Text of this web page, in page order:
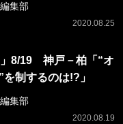
集部
2020.08.25
」8/19 神戸－柏「“オ
制するのは!?」
集部
2020.08.19